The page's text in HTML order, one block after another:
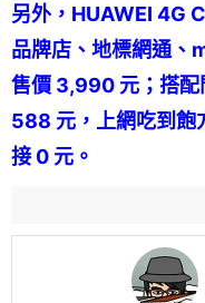
另外，HUAWEI 4G
品牌店、地標網通、
售價 3,990 元；搭配
588 元，上網吃到飽
接 0 元。